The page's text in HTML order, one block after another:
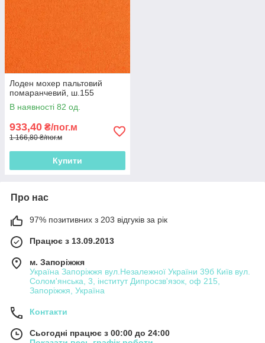
Лоден мохер пальтовий
помаранчевий, ш.155
В наявності 82 од.
933,40 ₴/пог.м
1 166,80 ₴/пог.м
Купити
Про нас
97% позитивних з 203 відгуків за рік
Працює з 13.09.2013
м. Запоріжжя
Україна Запоріжжя вул.Незалежної України 39б Київ вул.
Солом'янська, 3, інститут Дипросзв'язок, оф 215,
Запоріжжя, Україна
Контакти
Сьогодні працює з 00:00 до 24:00